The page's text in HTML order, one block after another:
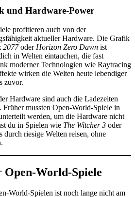
und Hardware-Power
profitieren auch von der
aktueller Hardware. Die Grafik
2077oder Horizon Zero Dawn ist
in Welten eintauchen, die fast
moderner Technologien wie Raytracing
wirken die Welten heute lebendiger
zuvor.
Hardware sind auch die Ladezeiten
mussten Open-World-Spiele in
werden, um die Hardware nicht
du in Spielen wie The Witcher 3 oder
durch riesige Welten reisen, ohne
World-Spiele
World-Spielen ist noch lange nicht am